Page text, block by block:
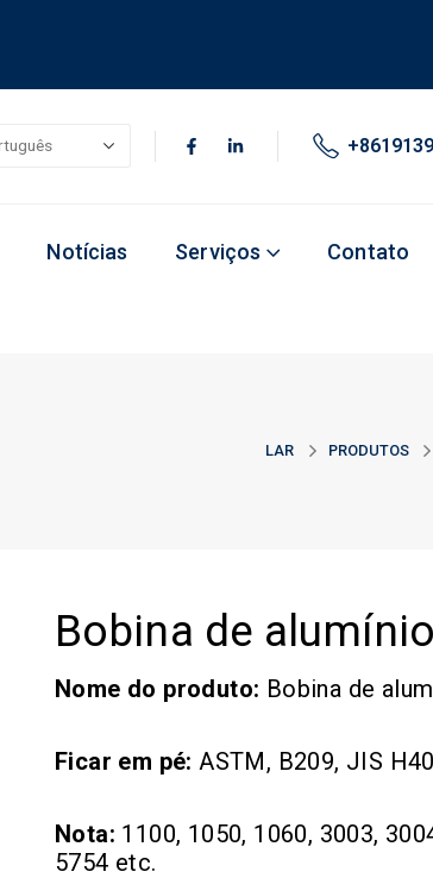
Notícias Serviços Contato
LAR PRODUTOS
Bobina de alumínio
Nome do produto: Bobina de
Ficar em pé: ASTM, B209, JIS
Nota: 1100, 1050, 1060, 3003,
5754 etc.